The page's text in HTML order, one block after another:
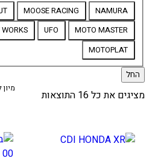
מותג
NAMURA
MOOSE RACING
MOTO MASTER
UFO
MOTOPLAT
החל
מציגים את כל ⁦16⁩ התוצאות מיון